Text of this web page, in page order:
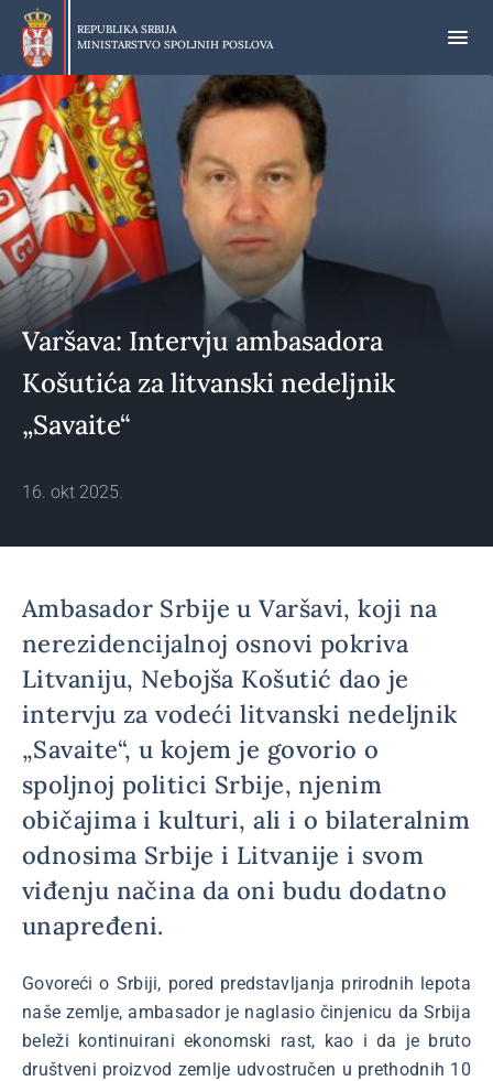
Preskoči
glavni
deo
sadržaja
REPUBLIKA SRBIJA
MINISTARSTVO SPOLJNIH POSLOVA
Varšava: Intervju ambasadora
Košutića za litvanski nedeljnik
„Savaite“
16. okt 2025.
Ambasador Srbije u Varšavi, koji na
nerezidencijalnoj osnovi pokriva
Litvaniju, Nebojša Košutić dao je
intervju za vodeći litvanski nedeljnik
„Savaite“, u kojem je govorio o
spoljnoj politici Srbije, njenim
običajima i kulturi, ali i o bilateralnim
odnosima Srbije i Litvanije i svom
viđenju načina da oni budu dodatno
unapređeni.
Govoreći o Srbiji, pored predstavljanja prirodnih lepota
naše zemlje, ambasador je naglasio činjenicu da Srbija
beleži kontinuirani ekonomski rast, kao i da je bruto
društveni proizvod zemlje udvostručen u prethodnih 10